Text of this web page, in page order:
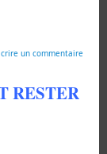
un commentaire
RESTER